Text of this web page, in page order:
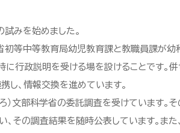
みを始めました。
等中等教育局幼児教育課と教職員課が幼
に行政説明を受ける場を設けることです。
し、情報交換を進めています。
）文部科学省の委託調査を受けています。
、その調査結果を随時公表しています。ま